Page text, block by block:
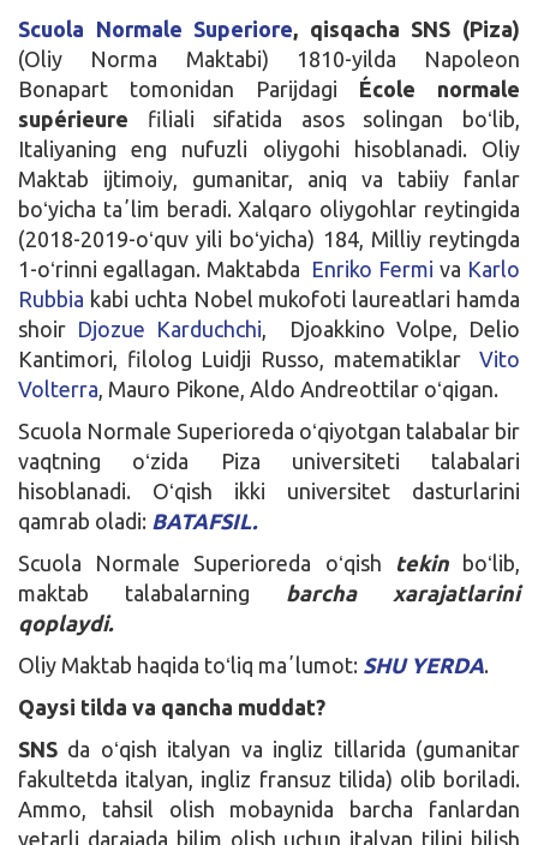
Scuola Normale Superiore, qisqacha SNS (Piza)
(Oliy Norma Maktabi) 1810-yilda Napoleon
Bonapart tomonidan Parijdagi École normale
supérieure filiali sifatida asos solingan boʻlib,
Italiyaning eng nufuzli oliygohi hisoblanadi. Oliy
Maktab ijtimoiy, gumanitar, aniq va tabiiy fanlar
boʻyicha taʼlim beradi. Xalqaro oliygohlar reytingida
(2018-2019-oʻquv yili boʻyicha) 184, Milliy reytingda
1-oʻrinni egallagan. Maktabda Enriko Fermi va Karlo
Rubbia kabi uchta Nobel mukofoti laureatlari hamda
shoir Djozue Karduchchi , Djoakkino Volpe, Delio
Kantimori, filolog Luidji Russo, matematiklar Vito
Volterra , Mauro Pikone, Aldo Andreottilar oʻqigan.
Scuola Normale Superioreda oʻqiyotgan talabalar bir
vaqtning oʻzida Piza universiteti talabalari
hisoblanadi. Oʻqish ikki universitet dasturlarini
qamrab oladi: BATAFSIL.
Scuola Normale Superioreda oʻqish tekinboʻlib,
maktab talabalarning barcha xarajatlarini
qoplaydi.
Oliy Maktab haqida toʻliq maʼlumot: SHU YERDA.
Qaysi tilda va qancha muddat?
SNS da oʻqish italyan va ingliz tillarida (gumanitar
fakultetda italyan, ingliz fransuz tilida) olib boriladi.
Ammo, tahsil olish mobaynida barcha fanlardan
yetarli darajada bilim olish uchun italyan tilini bilish